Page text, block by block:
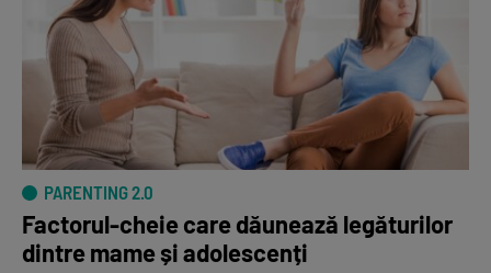
PARENTING 2.0
Factorul-cheie care dăunează legăturilor
dintre mame și adolescenți